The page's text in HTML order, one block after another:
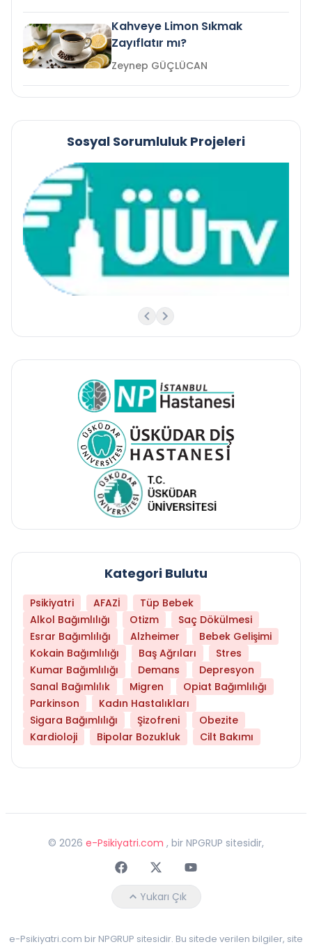
Kahveye Limon Sıkmak
Zayıflatır mı?
Zeynep GÜÇLÜCAN
Sosyal Sorumluluk Projeleri
Kategori Bulutu
Psikiyatri AFAZİ
Tüp Bebek
Alkol Bağımlılığı
Otizm
Saç Dökülmesi
Esrar Bağımlılığı
Alzheimer
Bebek Gelişimi
Kokain Bağımlılığı
Baş Ağrıları
Stres
Kumar Bağımlılığı
Demans
Depresyon
Sanal Bağımlılık
Migren
Opiat Bağımlılığı
Parkinson
Kadın Hastalıkları
Sigara Bağımlılığı
Şizofreni
Obezite
Kardioloji
Bipolar Bozukluk Cilt Bakımı
© 2026 e-Psikiyatri.com , bir NPGRUP sitesidir,
FaceebokTwitterYoutube
Yukarı Çık
e-Psikiyatri.com bir NPGRUP sitesidir. Bu sitede verilen bilgiler, site